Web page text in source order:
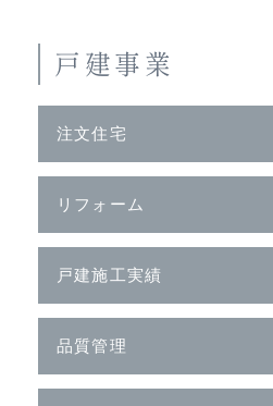
戸建事業
注文住宅
リフォーム
戸建施工実績
品質管理